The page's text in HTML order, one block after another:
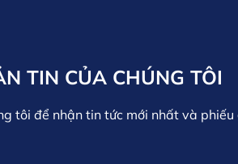
TIN CỦA CHÚNG TÔI
tôi để nhận tin tức mới nhất và